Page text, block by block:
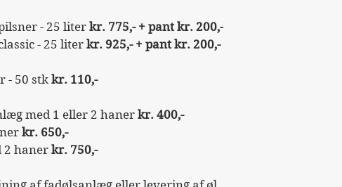
- 25 liter kr. 775,- + pant kr. 200,-
- 25 liter kr. 925,- + pant kr. 200,-
- 50 stk kr. 110,-
med 1 eller 2 haner kr. 400,-
kr. 650,-
2 haner kr. 750,-